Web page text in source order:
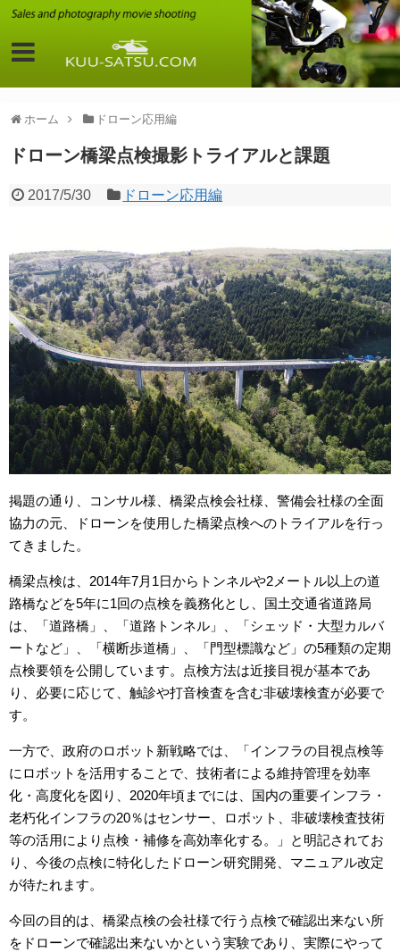
ホーム ドローン応用編
ドローン橋梁点検撮影トライアルと課題
2017/5/30 ドローン応用編
掲題の通り、コンサル様、橋梁点検会社様、警備会社様の全面
協力の元、ドローンを使用した橋梁点検へのトライアルを行っ
てきました。
橋梁点検は、2014年7月1日からトンネルや2メートル以上の道
路橋などを5年に1回の点検を義務化とし、国土交通省道路局
は、「道路橋」、「道路トンネル」、「シェッド・大型カルバ
ートなど」、「横断歩道橋」、「門型標識など」の5種類の定期
点検要領を公開しています。点検方法は近接目視が基本であ
り、必要に応じて、触診や打音検査を含む非破壊検査が必要で
す。
一方で、政府のロボット新戦略では、「インフラの目視点検等
にロボットを活用することで、技術者による維持管理を効率
化・高度化を図り、2020年頃までには、国内の重要インフラ・
老朽化インフラの20％はセンサー、ロボット、非破壊検査技術
等の活用により点検・補修を高効率化する。」と明記されてお
り、今後の点検に特化したドローン研究開発、マニュアル改定
が待たれます。
今回の目的は、橋梁点検の会社様で行う点検で確認出来ない所
をドローンで確認出来ないかという実験であり、実際にやって